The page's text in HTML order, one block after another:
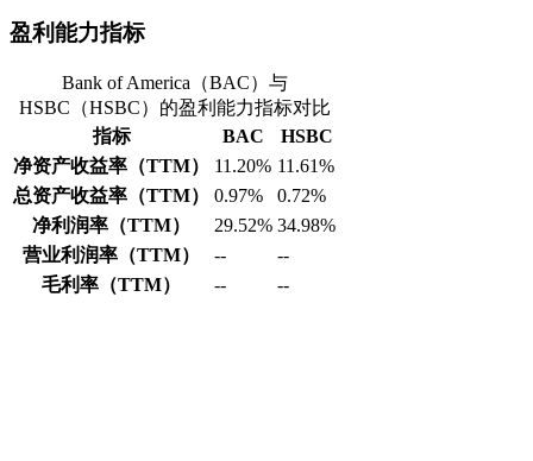
盈利能力指标
Bank of America（BAC）与
HSBC（HSBC）的盈利能力指标对比
指标
BAC
HSBC
净资产收益率（TTM）
11.20% 11.61%
总资产收益率（TTM）
0.97%
0.72%
净利润率（TTM）
29.52% 34.98%
营业利润率（TTM）
--
--
毛利率（TTM）
-- --